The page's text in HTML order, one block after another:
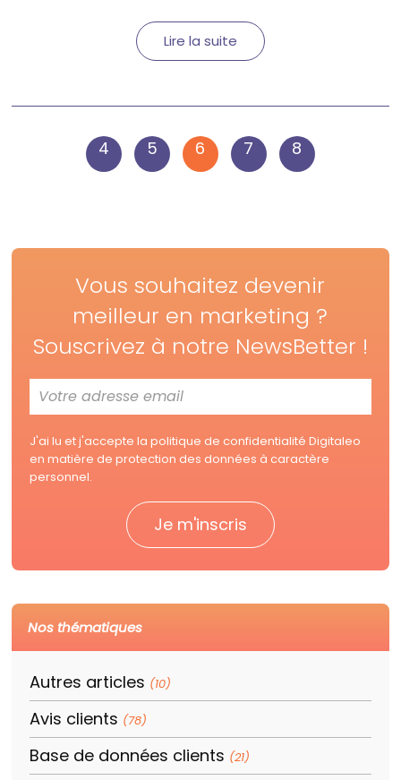
Lire la suite
4 5 6 7 8
Vous souhaitez devenir
meilleur en marketing ?
Souscrivez à notre NewsBetter !
J'ai lu et j'accepte lapolitique de confidentialité Digitaleo
en matière de protection des données à caractère
personnel.
Nos thématiques
Autres articles (10)
Avis clients (78)
Base de données clients (21)